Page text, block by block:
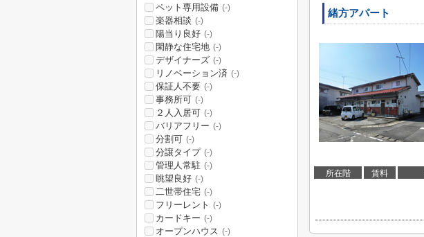
緒方アパート
所在階 賃料
ペット専用設備 (-)
楽器相談 (-)
陽当り良好 (-)
閑静な住宅地 (-)
デザイナーズ (-)
リノベーション済 (-)
保証人不要 (-)
事務所可 (-)
２人入居可 (-)
バリアフリー (-)
分割可 (-)
分譲タイプ (-)
管理人常駐 (-)
眺望良好 (-)
二世帯住宅 (-)
フリーレント (-)
カードキー (-)
オープンハウス (-)